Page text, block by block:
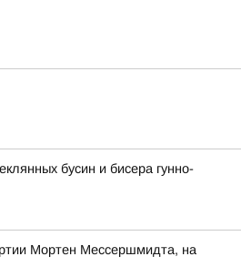
бусин и бисера гунно-
Мортен Мессершмидта, на